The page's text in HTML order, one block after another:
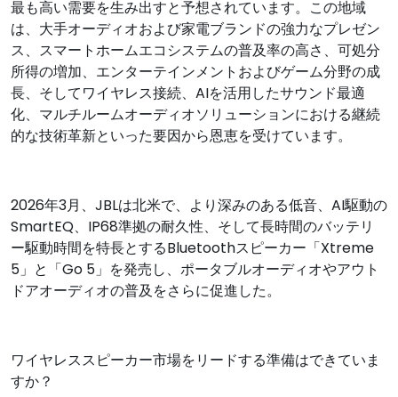
最も高い需要を生み出すと予想されています。この地域
は、大手オーディオおよび家電ブランドの強力なプレゼン
ス、スマートホームエコシステムの普及率の高さ、可処分
所得の増加、エンターテインメントおよびゲーム分野の成
長、そしてワイヤレス接続、AIを活用したサウンド最適
化、マルチルームオーディオソリューションにおける継続
的な技術革新といった要因から恩恵を受けています。
2026年3月、JBLは北米で、より深みのある低音、AI駆動の
SmartEQ、IP68準拠の耐久性、そして長時間のバッテリ
ー駆動時間を特長とするBluetoothスピーカー「Xtreme
5」と「Go 5」を発売し、ポータブルオーディオやアウト
ドアオーディオの普及をさらに促進した。
ワイヤレススピーカー市場をリードする準備はできていま
すか？